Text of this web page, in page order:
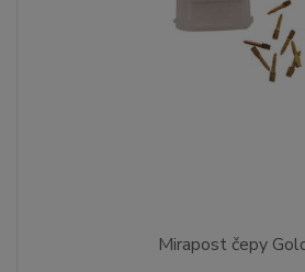
Mirapost čepy